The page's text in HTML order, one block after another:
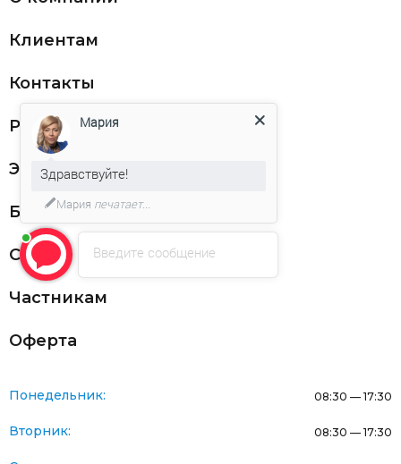
Клиентам
Контакты
Реквизиты
ЭДО
Благодарности
Статьи
Частникам
Оферта
Понедельник: 08:30 — 17:30
Вторник: 08:30 — 17:30
Введите сообщение
Мария
Здравствуйте!
Мария печатает...